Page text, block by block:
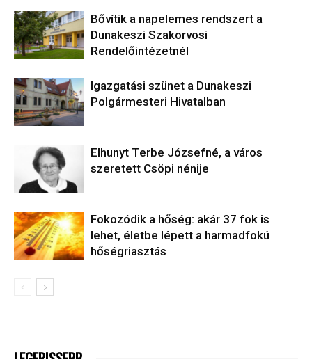
Bővítik a napelemes rendszert a
Dunakeszi Szakorvosi
Rendelőintézetnél
Igazgatási szünet a Dunakeszi
Polgármesteri Hivatalban
Elhunyt Terbe Józsefné, a város
szeretett Csöpi nénije
Fokozódik a hőség: akár 37 fok is
lehet, életbe lépett a harmadfokú
hőségriasztás